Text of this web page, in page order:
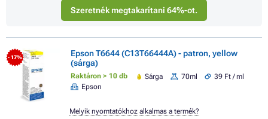
Szeretnék megtakarítani 64%-ot.
- 17%
Epson T6644 (C13T66444A) - patron, yellow
(sárga)
Raktáron > 10 db Sárga 70ml
39 Ft / ml
Epson
Melyik nyomtatókhoz alkalmas a termék?